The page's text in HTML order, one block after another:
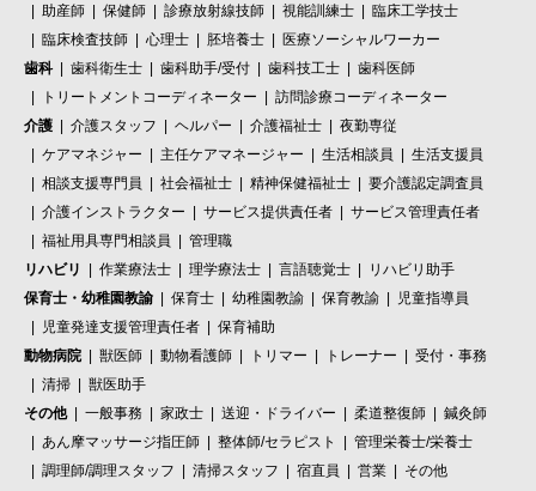
助産師
保健師 診療放射線技師 視能訓練士
臨床工学技士
臨床検査技師
心理士 胚培養士
医療ソーシャルワーカー
歯科
歯科衛生士 歯科助手/受付 歯科技工士
歯科医師
トリートメントコーディネーター
訪問診療コーディネーター
介護
介護スタッフ ヘルパー 介護福祉士
夜勤専従
ケアマネジャー
主任ケアマネージャー 生活相談員
生活支援員
相談支援専門員
社会福祉士 精神保健福祉士
要介護認定調査員
介護インストラクター
サービス提供責任者
サービス管理責任者
福祉用具専門相談員
管理職
リハビリ
作業療法士 理学療法士 言語聴覚士
リハビリ助手
保育士・幼稚園教諭
保育士 幼稚園教諭 保育教諭
児童指導員
児童発達支援管理責任者
保育補助
動物病院
獣医師 動物看護師 トリマー トレーナー
受付・事務
清掃
獣医助手
その他
一般事務 家政士 送迎・ドライバー 柔道整復師
鍼灸師
あん摩マッサージ指圧師
整体師/セラピスト
管理栄養士/栄養士
調理師/調理スタッフ
清掃スタッフ 宿直員 営業 その他